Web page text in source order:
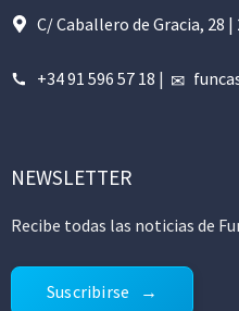
C/ Caballero de Gracia, 28 |
+34 91 596 57 18 |
NEWSLETTER
Recibe todas las noticias de
Suscribirse